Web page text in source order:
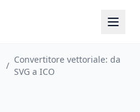
/
Convertitore vettoriale: da
SVG a ICO